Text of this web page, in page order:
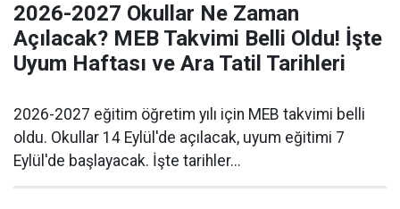
2026-2027 Okullar Ne Zaman
Açılacak? MEB Takvimi Belli Oldu! İşte
Uyum Haftası ve Ara Tatil Tarihleri
2026-2027 eğitim öğretim yılı için MEB takvimi belli
oldu. Okullar 14 Eylül'de açılacak, uyum eğitimi 7
Eylül'de başlayacak. İşte tarihler...